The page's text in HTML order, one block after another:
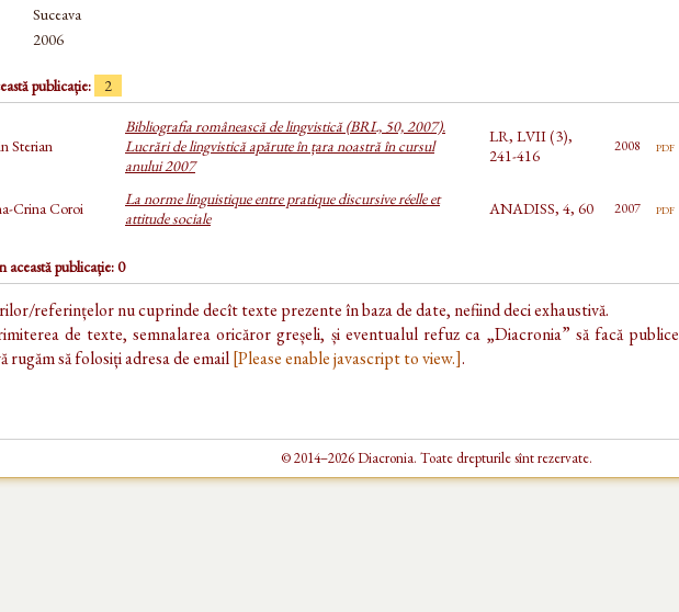
Suceava
2006
publicație: 2
Sterian
Bibliografia românească de lingvistică (BRL, 50, 2007).
Lucrări de lingvistică apărute în țara noastră în cursul
anului 2007
LR, LVII (3),
241-416
2008 pdf
Crina Coroi
La norme linguistique entre pratique discursive réelle et
attitude sociale
ANADISS, 4, 60 2007 pdf
această publicație: 0
referințelor nu cuprinde decît texte prezente în baza de date, nefiind deci exhaustivă.
de texte, semnalarea oricăror greșeli, și eventualul refuz ca „Diacronia” să facă publice
rugăm să folosiți adresa de email[Please enable javascript to view.].
© 2014–2026 Diacronia. Toate drepturile sînt rezervate.